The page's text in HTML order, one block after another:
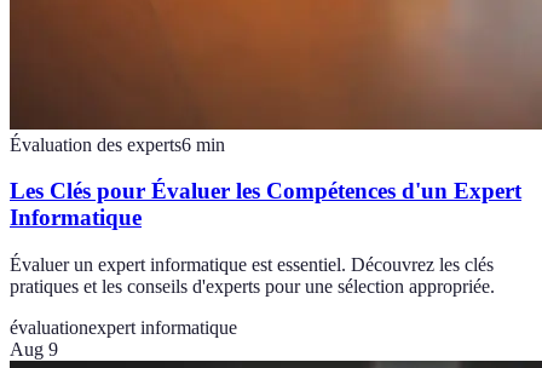
Évaluation des experts6 min
Les Clés pour Évaluer les Compétences d'un Expert
Informatique
Évaluer un expert informatique est essentiel. Découvrez les clés
pratiques et les conseils d'experts pour une sélection appropriée.
évaluationexpert informatique
Aug 9